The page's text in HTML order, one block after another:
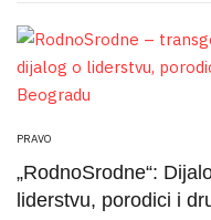
PRAVO
„RodnoSrodne“:
liderstvu, porodici i